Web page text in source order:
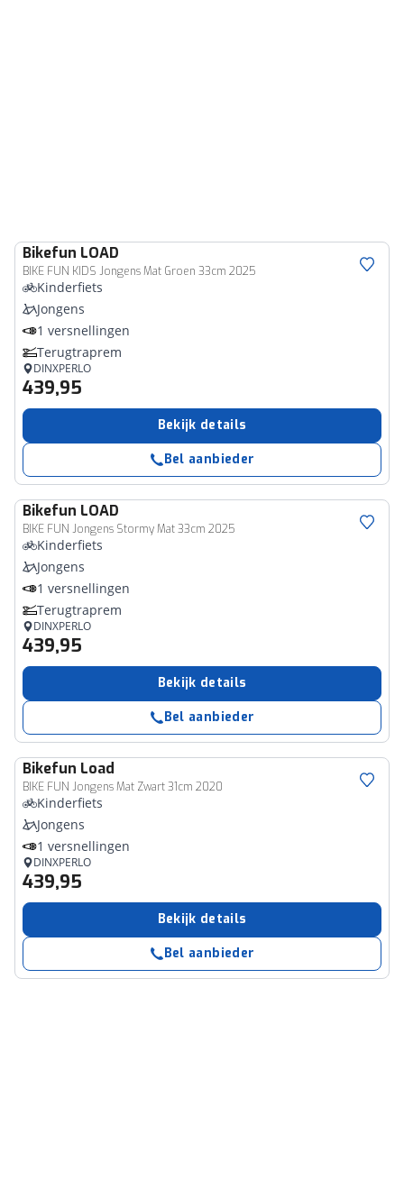
Bikefun LOAD
BIKE FUN KIDS Jongens Mat Groen 33cm 2025
Kinderfiets
Jongens
1 versnellingen
Terugtraprem
DINXPERLO
439,95
Bekijk details
Bel aanbieder
Bikefun LOAD
BIKE FUN Jongens Stormy Mat 33cm 2025
Kinderfiets
Jongens
1 versnellingen
Terugtraprem
DINXPERLO
439,95
Bekijk details
Bel aanbieder
Bikefun Load
BIKE FUN Jongens Mat Zwart 31cm 2020
Kinderfiets
Jongens
1 versnellingen
DINXPERLO
439,95
Bekijk details
Bel aanbieder